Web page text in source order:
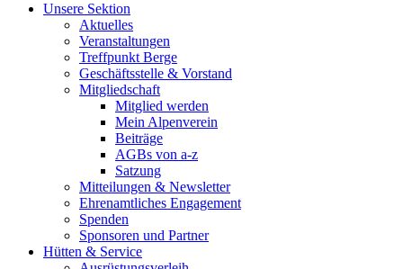
Unsere Sektion
Aktuelles
Veranstaltungen
Treffpunkt Berge
Geschäftsstelle & Vorstand
Mitgliedschaft
Mitglied werden
Mein Alpenverein
Beiträge
AGBs von a-z
Satzung
Mitteilungen & Newsletter
Ehrenamtliches Engagement
Spenden
Sponsoren und Partner
Hütten & Service